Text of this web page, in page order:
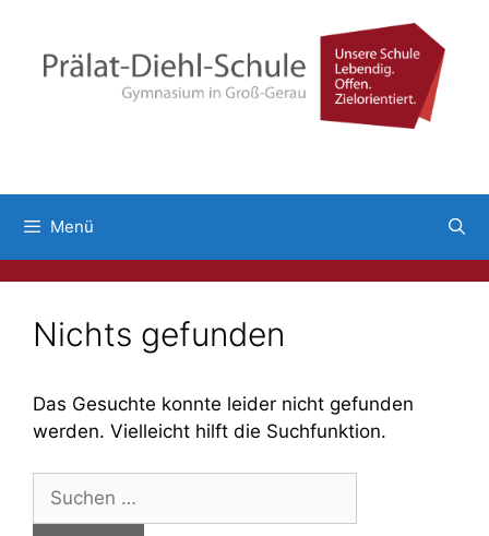
Menü
Nichts gefunden
Das Gesuchte konnte leider nicht gefunden
werden. Vielleicht hilft die Suchfunktion.
Suchen
nach: